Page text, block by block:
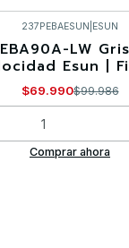
237PEBAESUN ESUN
LW
Esun |
$69.990$99.986
Comprar ahora